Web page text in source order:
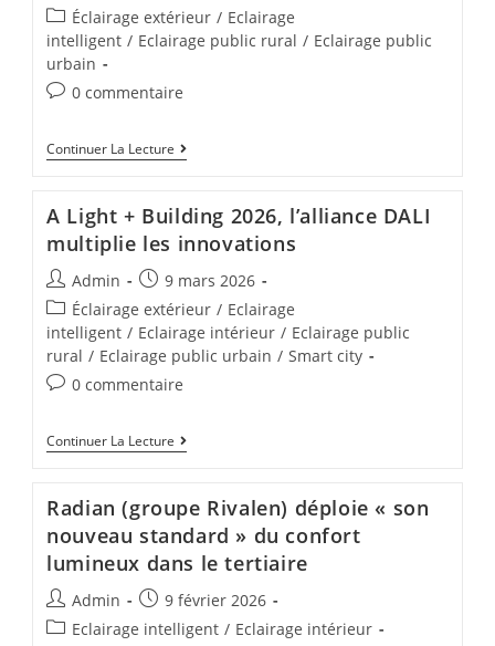
Éclairage extérieur / Eclairage
intelligent / Eclairage public rural / Eclairage public
urbain
0 commentaire
Continuer La Lecture
A Light + Building 2026, l’alliance DALI
multiplie les innovations
Admin
9 mars 2026
Éclairage extérieur / Eclairage
intelligent / Eclairage intérieur / Eclairage public
rural / Eclairage public urbain / Smart city
0 commentaire
Continuer La Lecture
Radian (groupe Rivalen) déploie « son
nouveau standard » du confort
lumineux dans le tertiaire
Admin
9 février 2026
Eclairage intelligent / Eclairage intérieur